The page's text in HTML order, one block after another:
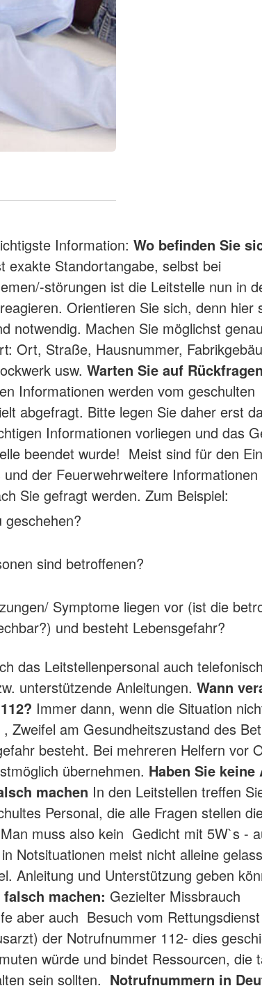
Information: Wo befinden Sie
exakte Standortangabe, selbst bei
störungen ist die Leitstelle nun in
Orientieren Sie sich, denn hier
notwendig. Machen Sie möglichst
Ort, Straße, Hausnummer,
usw. Warten Sie auf
Informationen werden vom geschulten
abgefragt. Bitte legen Sie daher erst
Informationen vorliegen und das
beendet wurde! Meist sind für den
der Feuerwehrweitere Informationen
Sie gefragt werden. Zum Beispiel:
geschehen?
sind betroffenen?
Symptome liegen vor (ist die
und besteht Lebensgefahr?
das Leitstellenpersonal auch
unterstützende Anleitungen. Wann
Immer dann, wenn die Situation
Zweifel am Gesundheitszustand des
besteht. Bei mehreren Helfern vor
übernehmen. Haben Sie keine
machen In den Leitstellen treffen
Personal, die alle Fragen stellen
muss also kein Gedicht mit 5W`s -
Notsituationen meist nicht alleine
Anleitung und Unterstützung geben
machen: Gezielter Missbrauch
aber auch Besuch vom
der Notrufnummer 112- dies
würde und bindet Ressourcen, die
sein sollten. Notrufnummern in